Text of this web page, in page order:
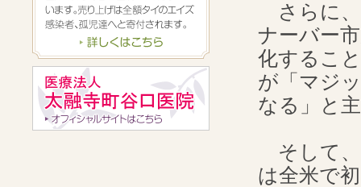
さらに、
ナーバー
化するこ
が「マジ
なる」と
そして、
は全米で